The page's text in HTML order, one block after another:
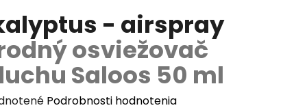
- airspray
osviežovač
Saloos 50 ml
Podrobnosti hodnotenia